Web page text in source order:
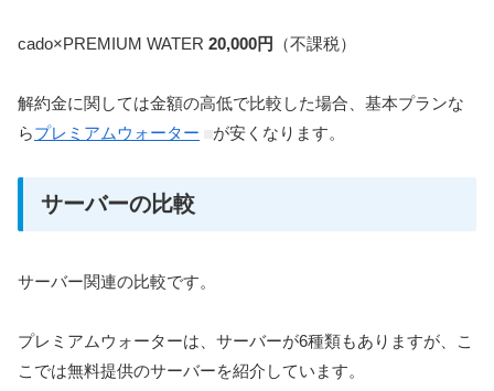
cado×PREMIUM WATER 20,000円 （不課税）
解約金に関しては金額の高低で比較した場合、基本プランな
らプレミアムウォーター が安くなります。
サーバーの比較
サーバー関連の比較です。
プレミアムウォーターは、サーバーが6種類もありますが、こ
こでは無料提供のサーバーを紹介しています。